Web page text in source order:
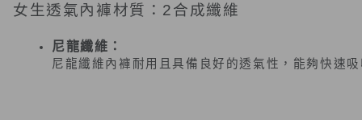
女生透氣內褲材質：2合成纖維
尼龍纖維：
尼龍纖維內褲耐用且具備良好的透氣性，能夠快速